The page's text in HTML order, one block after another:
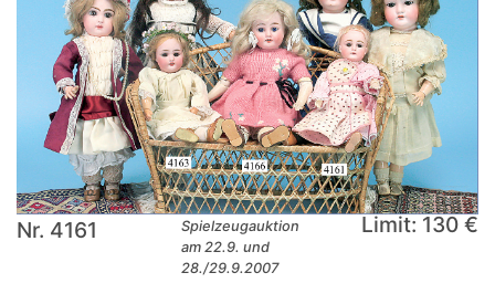
Nr. 4161
Spielzeugauktion
am 22.9. und
28./29.9.2007
Limit: 130 €